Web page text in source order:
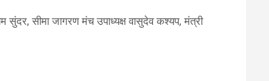
सुंदर, सीमा जागरण मंच उपाध्यक्ष वासुदेव कश्यप, मंत्री